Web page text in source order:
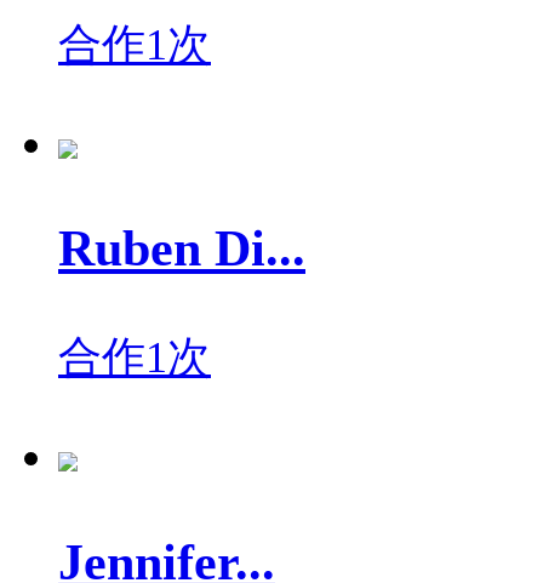
合作1次
Ruben Di...
合作1次
Jennifer...